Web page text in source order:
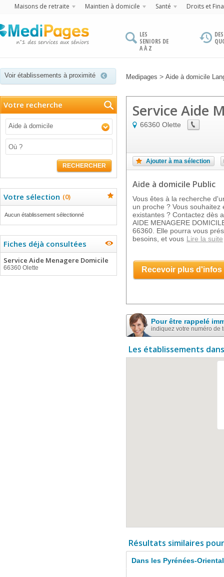
Maisons de retraite Maintien à domicile Santé Droits et
LES
SENIORS DE
A À Z
Voir établissements à proximité Medipages > Aide à domicile
Votre recherche
Aide à domicile
RECHERCHER
Votre sélection (0)
Aucun établissement sélectionné
Fiches déjà consultées
Service Aide Menagere Domicile
66360 Olette
Service Aide
66360 Olette
Ajouter à ma sélection
Aide à domicile Public
Vous êtes à la recherche
un proche ? Vous
existantes ? Contactez dès
AIDE MENAGERE
66360. Elle pourra vous
besoins, et vous Lire la suite
Recevoir plus d'infos
Pour être rappelé
indiquez votre numéro de
Les établissements
Résultats similaires
Dans les Pyrénées-